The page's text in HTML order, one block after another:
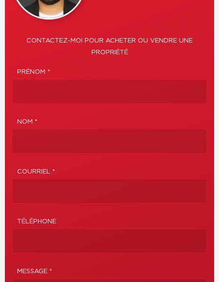
CONTACTEZ-MOI POUR ACHETER OU VENDRE UNE
PROPRIÉTÉ
PRÉNOM *
NOM *
COURRIEL *
TÉLÉPHONE
MESSAGE *